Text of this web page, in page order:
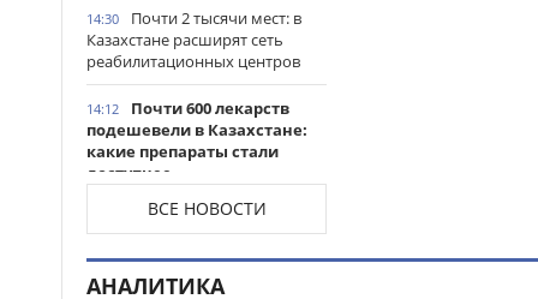
14:30
Почти 2 тысячи мест: в
Казахстане расширят сеть
реабилитационных центров
14:12
Почти 600 лекарств
подешевели в Казахстане:
какие препараты стали
доступнее
Казахстанские
таеквондисты завоевали
четыре медали на турнире в
Индонезии
ВСЕ НОВОСТИ
АНАЛИТИКА